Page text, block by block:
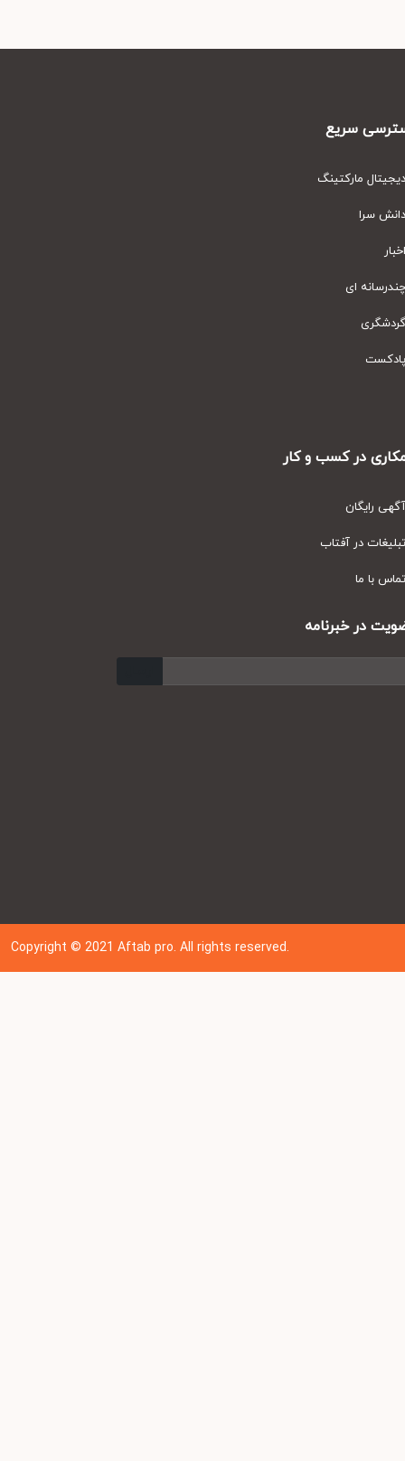
سریع
مارکتینگ
سرا
ای
در کسب و کار
رایگان
در آفتاب
با ما
در خبرنامه
Copyright © 202 1Aftab pro. All rights reserved.